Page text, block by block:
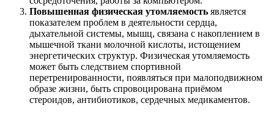
Повышенная физическая утомляемость является
показателем проблем в деятельности сердца,
дыхательной системы, мышц, связана с накоплением в
мышечной ткани молочной кислоты, истощением
энергетических структур. Физическая утомляемость
может быть следствием спортивной
перетренированности, появляться при малоподвижном
образе жизни, быть спровоцирована приёмом
стероидов, антибиотиков, сердечных медикаментов.